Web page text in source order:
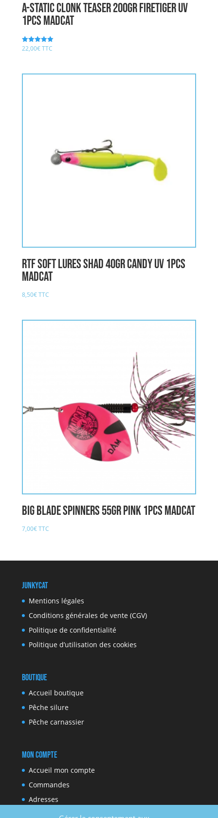
A-STATIC CLONK TEASER 200gr FIRETIGER UV
1pcs MADCAT
Note
5.00
22,00€TTC
RTF SOFT LURES SHAD 40gr CANDY UV 1pcs
MADCAT
8,50€TTC
BIG BLADE SPINNERS 55gr PINK 1PCS MADCAT
7,00€TTC
JunkyCat
Mentions légales
Conditions générales de vente (CGV)
Politique de confidentialité
Politique d’utilisation des cookies
Boutique
Accueil boutique
Pêche silure
Pêche carnassier
Mon compte
Accueil mon compte
Commandes
Adresses
Moyens de paiement